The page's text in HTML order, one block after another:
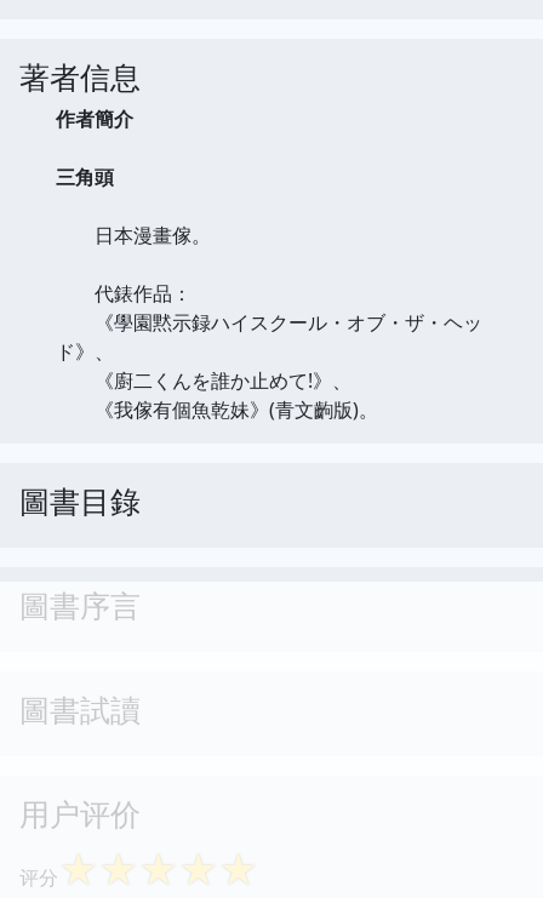
著者信息
作者簡介
三角頭
日本漫畫傢。
代錶作品：
《學園黙示録ハイスクール・オブ・ザ・ヘッ
ド》、
《廚二くんを誰か止めて!》、
《我傢有個魚乾妹》(青文齣版)。
圖書目錄
圖書序言
圖書試讀
用户评价
评分 ☆☆☆☆☆